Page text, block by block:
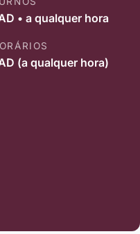
• a qualquer hora
(a qualquer hora)